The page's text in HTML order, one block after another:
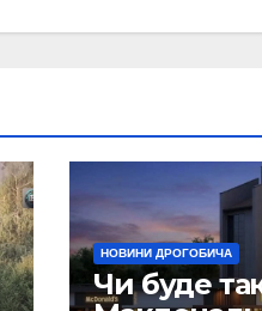
НОВИНИ ДРОГОБИЧА
Чи буде